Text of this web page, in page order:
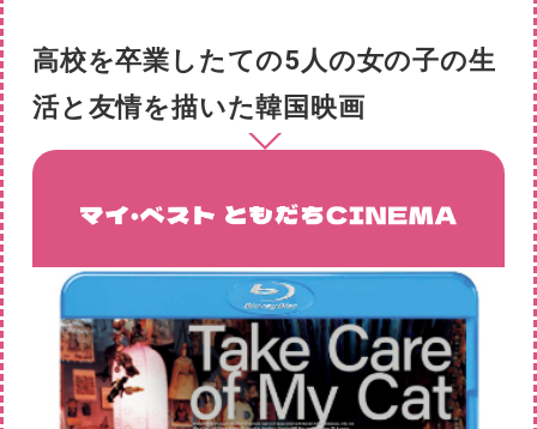
高校を卒業したての5人の女の子の生
活と友情を描いた韓国映画